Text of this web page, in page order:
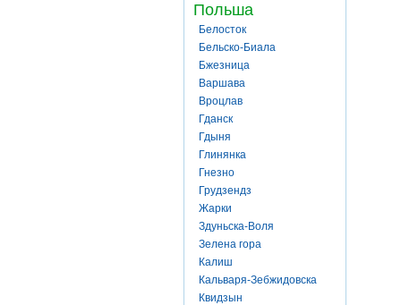
Польша
Белосток
Бельско-Биала
Бжезница
Варшава
Вроцлав
Гданск
Гдыня
Глинянка
Гнезно
Грудзендз
Жарки
Здуньска-Воля
Зелена гора
Калиш
Кальваря-Зебжидовска
Квидзын